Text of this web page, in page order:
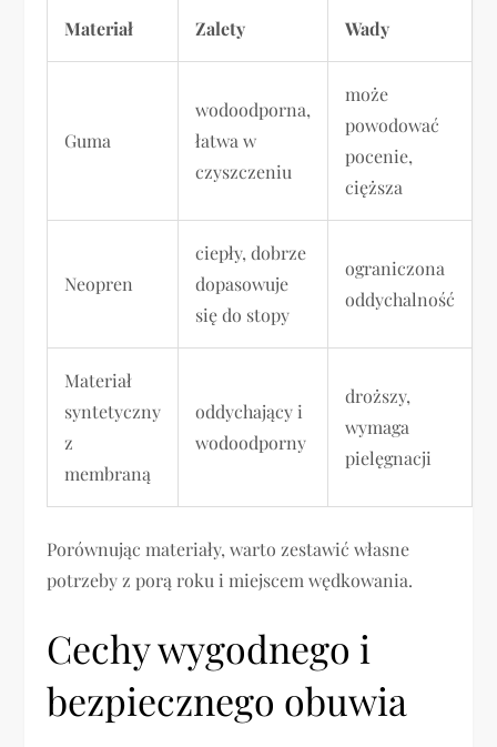
Materiał Zalety Wady
Guma
wodoodporna,
łatwa w
czyszczeniu
może
powodować
pocenie,
cięższa
Neopren
ciepły, dobrze
dopasowuje
się do stopy
ograniczona
oddychalność
Materiał
syntetyczny
z
membraną
oddychający i
wodoodporny
droższy,
wymaga
pielęgnacji
Porównując materiały, warto zestawić własne
potrzeby z porą roku i miejscem wędkowania.
Cechy wygodnego i
bezpiecznego obuwia